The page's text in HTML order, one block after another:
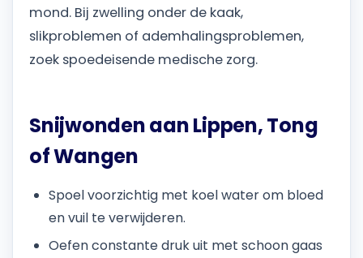
mond. Bij zwelling onder de kaak,
slikproblemen of ademhalingsproblemen,
zoek spoedeisende medische zorg.
Snijwonden aan Lippen, Tong
of Wangen
Spoel voorzichtig met koel water om bloed
en vuil te verwijderen.
Oefen constante druk uit met schoon gaas